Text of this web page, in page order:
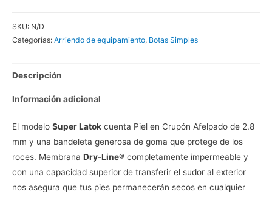
SKU: N/D
Categorías: Arriendo de equipamiento, Botas Simples
Descripción
Información adicional
El modelo Super Latok cuenta Piel en Crupón Afelpado de 2.8
mm y una bandeleta generosa de goma que protege de los
roces. Membrana Dry-Line® completamente impermeable y
con una capacidad superior de transferir el sudor al exterior
nos asegura que tus pies permanecerán secos en cualquier